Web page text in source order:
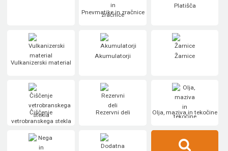
Pnevmatike in zračnice
Platišča
Vulkanizerski material
Akumulatorji Žarnice
Čiščenje
vetrobranskega stekla
Rezervni deli Olja, maziva in tekočine